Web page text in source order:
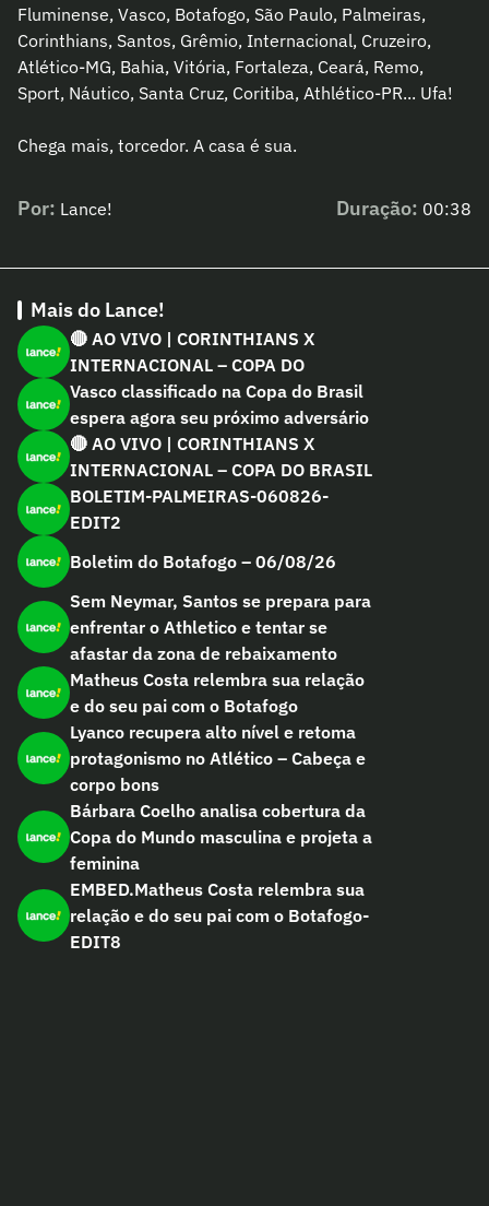
Fluminense, Vasco, Botafogo, São Paulo, Palmeiras,
Corinthians, Santos, Grêmio, Internacional, Cruzeiro,
Atlético-MG, Bahia, Vitória, Fortaleza, Ceará, Remo,
Sport, Náutico, Santa Cruz, Coritiba, Athlético-PR... Ufa!
Chega mais, torcedor. A casa é sua.
Por: Lance! Duração: 00:38
Mais do Lance!
🔴 AO VIVO | CORINTHIANS X
INTERNACIONAL – COPA DO
Vasco classificado na Copa do Brasil
espera agora seu próximo adversário
🔴 AO VIVO | CORINTHIANS X
INTERNACIONAL – COPA DO BRASIL
BOLETIM-PALMEIRAS-060826-
EDIT2
Boletim do Botafogo – 06/08/26
Sem Neymar, Santos se prepara para
enfrentar o Athletico e tentar se
afastar da zona de rebaixamento
Matheus Costa relembra sua relação
e do seu pai com o Botafogo
Lyanco recupera alto nível e retoma
protagonismo no Atlético – Cabeça e
corpo bons
Bárbara Coelho analisa cobertura da
Copa do Mundo masculina e projeta a
feminina
EMBED.Matheus Costa relembra sua
relação e do seu pai com o Botafogo-
EDIT8